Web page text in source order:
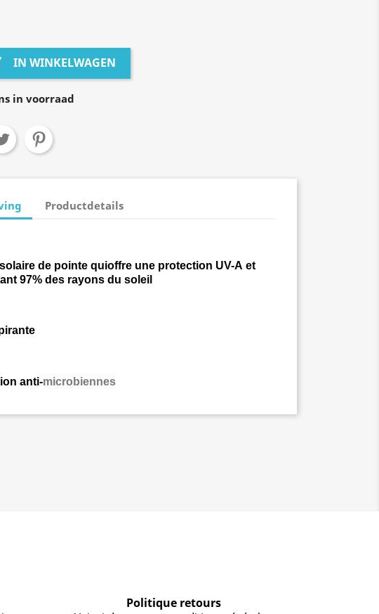
IN WINKELWAGEN
in voorraad
Productdetails
de pointe quioffre une protection UV-A et
97% des rayons du soleil
anti-microbiennes
Politique retours